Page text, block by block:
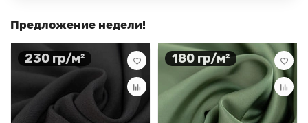
Предложение недели!
230 гр/м² 180 гр/м²